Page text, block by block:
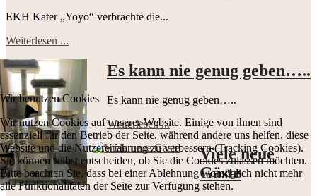
EKH Kater „Yoyo“ verbrachte die...
Weiterlesen ...
Es kann nie genug geben…..
Es kann nie genug geben…..
Weiterlesen ...
Viele neue
Gäste
Wir benutzen Cookies
Wir nutzen Cookies auf unserer Website. Einige von ihnen sind
essenziell für den Betrieb der Seite, während andere uns helfen, diese
Website und die Nutzererfahrung zu verbessern (Tracking Cookies).
Sie können selbst entscheiden, ob Sie die Cookies zulassen möchten.
Bitte beachten Sie, dass bei einer Ablehnung womöglich nicht mehr
alle Funktionalitäten der Seite zur Verfügung stehen.